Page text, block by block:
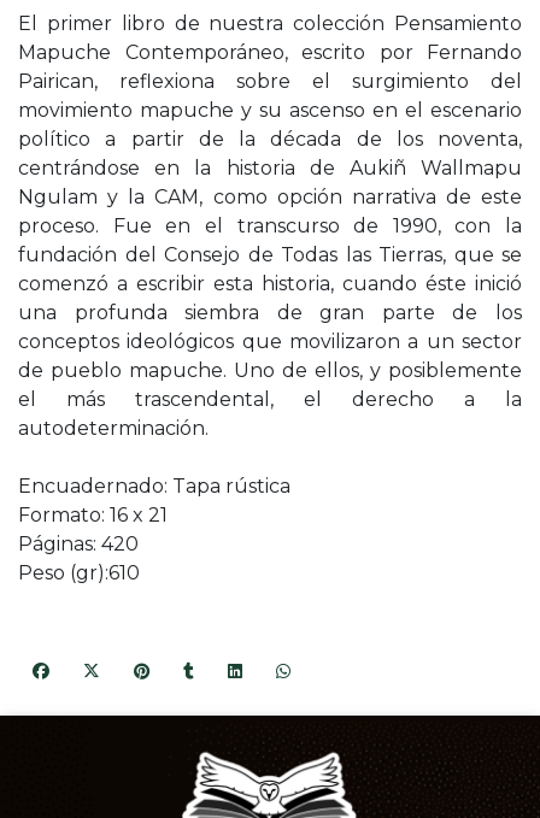
El primer libro de nuestra colección Pensamiento
Mapuche Contemporáneo, escrito por Fernando
Pairican, reflexiona sobre el surgimiento del
movimiento mapuche y su ascenso en el escenario
político a partir de la década de los noventa,
centrándose en la historia de Aukiñ Wallmapu
Ngulam y la CAM, como opción narrativa de este
proceso. Fue en el transcurso de 1990, con la
fundación del Consejo de Todas las Tierras, que se
comenzó a escribir esta historia, cuando éste inició
una profunda siembra de gran parte de los
conceptos ideológicos que movilizaron a un sector
de pueblo mapuche. Uno de ellos, y posiblemente
el más trascendental, el derecho a la
autodeterminación.
Encuadernado: Tapa rústica
Formato: 16 x 21
Páginas: 420
Peso (gr):610